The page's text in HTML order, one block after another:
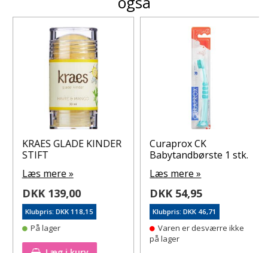
KRAES GLADE KINDER
STIFT
Læs mere »
DKK 139,00
Klubpris: DKK 118,15
På lager
Curaprox CK
Babytandbørste 1 stk.
Læs mere »
DKK 54,95
Klubpris: DKK 46,71
Varen er desværre ikke
på lager